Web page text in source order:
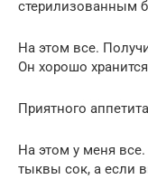
стерилизованным
На этом все.
Он хорошо
Приятного
На этом у меня все.
тыквы сок, а если